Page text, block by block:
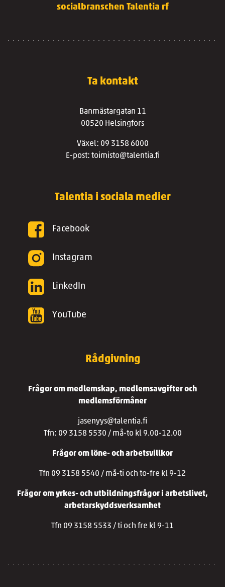
socialbranschen Talentia rf
Ta kontakt
Banmästargatan 11
00520 Helsingfors
Växel: 09 3158 6000
E-post: toimisto@talentia.fi
Talentia i sociala medier
Facebook
Instagram
LinkedIn
YouTube
Rådgivning
Frågor om medlemskap, medlemsavgifter och
medlemsförmåner
jasenyys@talentia.fi
Tfn: 09 3158 5530 / må-to kl 9.00-12.00
Frågor om löne- och arbetsvillkor
Tfn 09 3158 5540 / må-ti och to-fre kl 9-12
Frågor om yrkes- och utbildningsfrågor i arbetslivet,
arbetarskyddsverksamhet
Tfn 09 3158 5533 / ti och fre kl 9-11